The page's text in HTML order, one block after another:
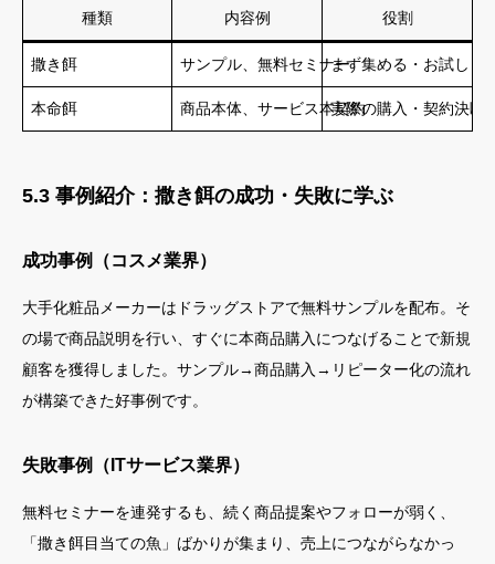
種類 内容例 役割
撒き餌 サンプル、無料セミナーまず集める・お試し・
本命餌 商品本体、サービス本契約実際の購入・契約決断
5.3 事例紹介：撒き餌の成功・失敗に学ぶ
成功事例（コスメ業界）
大手化粧品メーカーはドラッグストアで無料サンプルを配布。そ
の場で商品説明を行い、すぐに本商品購入につなげることで新規
顧客を獲得しました。サンプル→商品購入→リピーター化の流れ
が構築できた好事例です。
失敗事例（ITサービス業界）
無料セミナーを連発するも、続く商品提案やフォローが弱く、
「撒き餌目当ての魚」ばかりが集まり、売上につながらなかっ